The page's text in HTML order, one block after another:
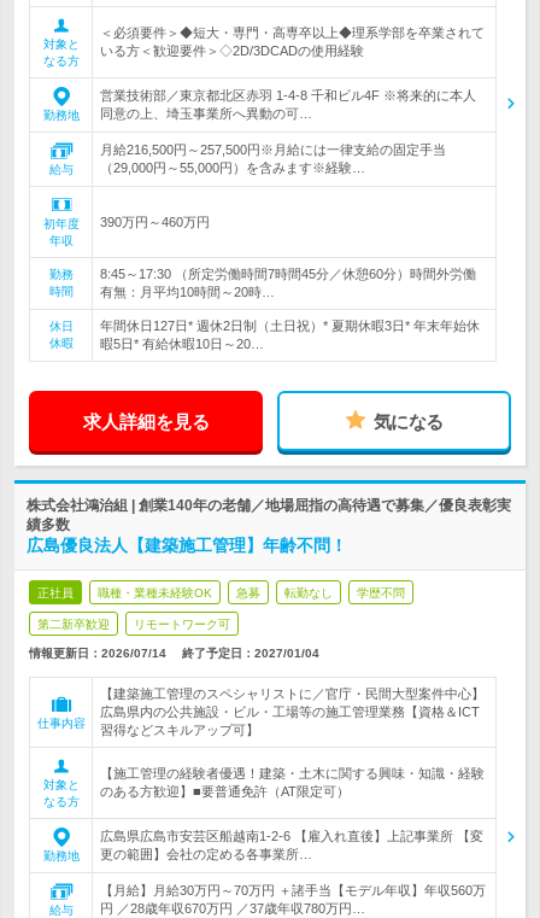
対象と
なる方
＜必須要件＞◆短大・専門・高専卒以上◆理系学部を卒業されて
いる方＜歓迎要件＞◇2D/3DCADの使用経験
勤務地
営業技術部／東京都北区赤羽 1-4-8 千和ビル4F ※将来的に本人
同意の上、埼玉事業所へ異動の可…
給与
月給216,500円～257,500円※月給には一律支給の固定手当
（29,000円～55,000円）を含みます※経験…
初年度
年収
390万円～460万円
勤務
時間
8:45～17:30 （所定労働時間7時間45分／休憩60分）時間外労働
有無：月平均10時間～20時…
休日
休暇
年間休日127日* 週休2日制（土日祝）* 夏期休暇3日* 年末年始休
暇5日* 有給休暇10日～20…
求人詳細を見る 気になる
株式会社鴻治組 | 創業140年の老舗／地場屈指の高待遇で募集／優良表彰実
績多数
広島優良法人【建築施工管理】年齢不問！
正社員 職種・業種未経験OK 急募 転勤なし 学歴不問
第二新卒歓迎 リモートワーク可
情報更新日：2026/07/14 終了予定日： 2027/01/04
仕事内容
【建築施工管理のスペシャリストに／官庁・民間大型案件中心】
広島県内の公共施設・ビル・工場等の施工管理業務【資格＆ICT
習得などスキルアップ可】
対象と
なる方
【施工管理の経験者優遇！建築・土木に関する興味・知識・経験
のある方歓迎】■要普通免許（AT限定可）
勤務地
広島県広島市安芸区船越南1-2-6 【雇入れ直後】上記事業所 【変
更の範囲】会社の定める各事業所…
給与
【月給】月給30万円～70万円 ＋諸手当【モデル年収】年収560万
円 ／28歳年収670万円 ／37歳年収780万円…